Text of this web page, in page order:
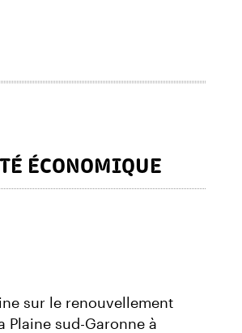
ÉCONOMIQUE
sur le renouvellement
Plaine sud-Garonne à